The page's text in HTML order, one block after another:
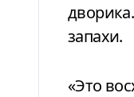
запахи.
«Это